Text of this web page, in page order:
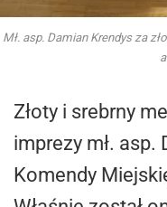
Mł. asp. Damian Krendys za
Złoty i srebrny
imprezy mł. asp.
Komendy